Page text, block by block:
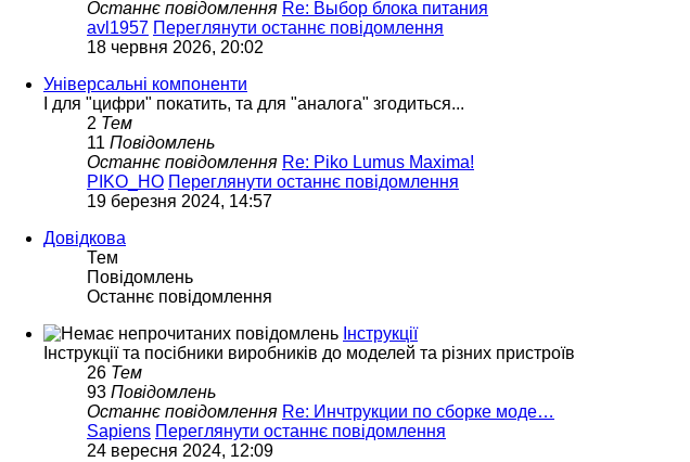
Останнє повідомлення Re: Выбор блока питания
avl1957 Переглянути останнє повідомлення
18 червня 2026, 20:02
Універсальні компоненти
І для "цифри" покатить, та для "аналога" згодиться...
2 Тем
11 Повідомлень
Останнє повідомлення Re: Piko Lumus Maxima!
PIKO_HO Переглянути останнє повідомлення
19 березня 2024, 14:57
Довідкова
Тем
Повідомлень
Останнє повідомлення
Інструкції
Інструкції та посібники виробників до моделей та різних пристроїв
26 Тем
93 Повідомлень
Останнє повідомлення Re: Инчтрукции по сборке моде…
Sapiens Переглянути останнє повідомлення
24 вересня 2024, 12:09